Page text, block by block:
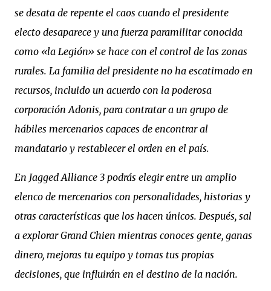
se desata de repente el caos cuando el presidente
electo desaparece y una fuerza paramilitar conocida
como «la Legión» se hace con el control de las zonas
rurales. La familia del presidente no ha escatimado en
recursos, incluido un acuerdo con la poderosa
corporación Adonis, para contratar a un grupo de
hábiles mercenarios capaces de encontrar al
mandatario y restablecer el orden en el país.
En Jagged Alliance 3 podrás elegir entre un amplio
elenco de mercenarios con personalidades, historias y
otras características que los hacen únicos. Después, sal
a explorar Grand Chien mientras conoces gente, ganas
dinero, mejoras tu equipo y tomas tus propias
decisiones, que influirán en el destino de la nación.